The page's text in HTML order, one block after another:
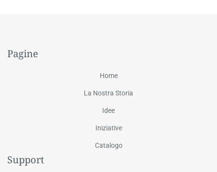
Pagine
Home
La Nostra Storia
Idee
Iniziative
Catalogo
Support